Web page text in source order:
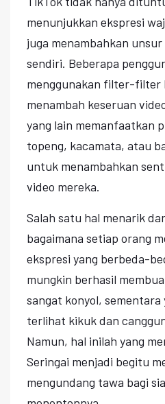
menunjukkan ekspresi
juga menambahkan
sendiri. Beberapa
menggunakan filter-filter
menambah keseruan
yang lain memanfaatkan
topeng, kacamata, atau
untuk menambahkan
video mereka.
Salah satu hal menarik
bagaimana setiap orang
ekspresi yang berbeda-
mungkin berhasil
sangat konyol, sementara
terlihat kikuk dan
Namun, hal inilah yang
Seringai menjadi begitu
mengundang tawa bagi